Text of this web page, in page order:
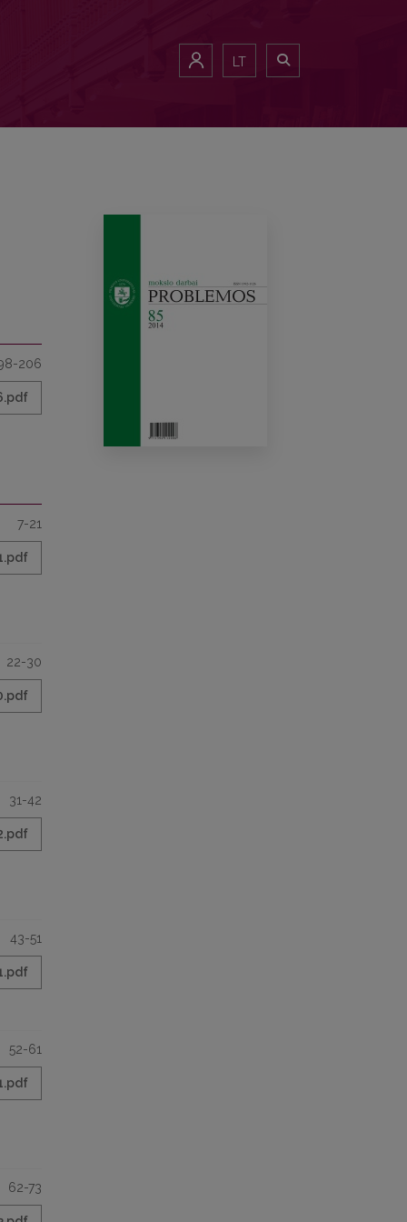
LT
206
7-21
22-30
31-42
43-51
52-61
62-73